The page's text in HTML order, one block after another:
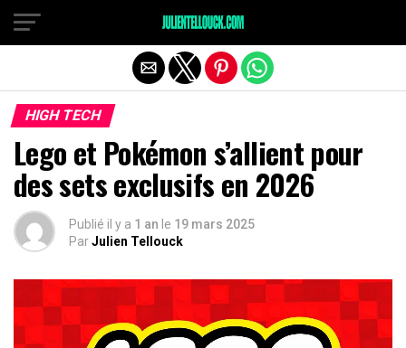
HIGH TECH
Lego et Pokémon s’allient pour
des sets exclusifs en 2026
Publié il y a 1 an le 19 mars 2025
ParJulien Tellouck